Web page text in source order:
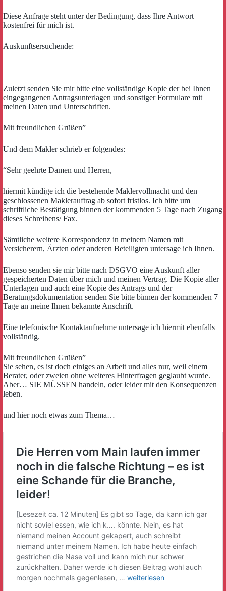
Diese Anfrage steht unter der Bedingung, dass Ihre Antwort
kostenfrei für mich ist.
Auskunftsersuchende:
Zuletzt senden Sie mir bitte eine vollständige Kopie der bei Ihnen
eingegangenen Antragsunterlagen und sonstiger Formulare mit
meinen Daten und Unterschriften.
Mit freundlichen Grüßen”
Und dem Makler schrieb er folgendes:
“Sehr geehrte Damen und Herren,
hiermit kündige ich die bestehende Maklervollmacht und den
geschlossenen Maklerauftrag ab sofort fristlos. Ich bitte um
schriftliche Bestätigung binnen der kommenden 5 Tage nach Zugang
dieses Schreibens/ Fax.
Sämtliche weitere Korrespondenz in meinem Namen mit
Versicherern, Ärzten oder anderen Beteiligten untersage ich Ihnen.
Ebenso senden sie mir bitte nach DSGVO eine Auskunft aller
gespeicherten Daten über mich und meinen Vertrag. Die Kopie aller
Unterlagen und auch eine Kopie des Antrags und der
Beratungsdokumentation senden Sie bitte binnen der kommenden 7
Tage an meine Ihnen bekannte Anschrift.
Eine telefonische Kontaktaufnehme untersage ich hiermit ebenfalls
vollständig.
Mit freundlichen Grüßen”
Sie sehen, es ist doch einiges an Arbeit und alles nur, weil einem
Berater, oder zweien ohne weiteres Hinterfragen geglaubt wurde.
Aber… SIE MÜSSEN handeln, oder leider mit den Konsequenzen
leben.
und hier noch etwas zum Thema…